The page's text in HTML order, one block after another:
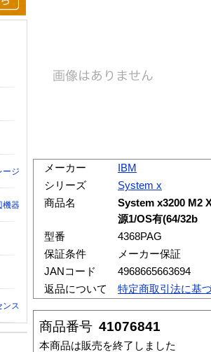
メーカー
IBM
シリーズ
System x
商品名
System x3200 M2
源1/OS有(64/32b
型番
4368PAG
保証条件
メーカー保証
JANコード
4968665663694
返品について
特定商取引法に基
商品番号 41076841
本商品は販売を終了しました
ージ
機器
ンス